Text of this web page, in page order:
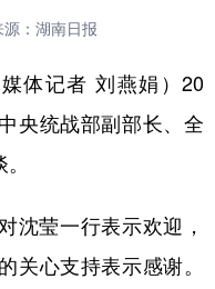
源：湖南日报
体记者 刘燕娟）20
央统战部副部长、全
莹一行表示欢迎，
关心支持表示感谢。